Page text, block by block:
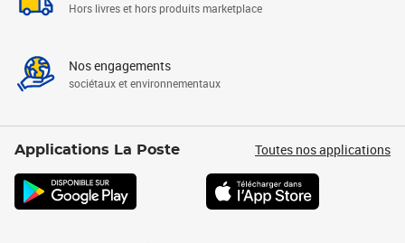
Hors livres et hors produits marketplace
Nos engagements
sociétaux et environnementaux
Applications La Poste Toutes nos applications